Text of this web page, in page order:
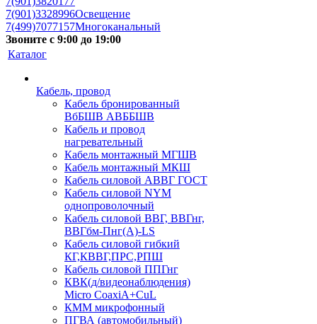
7(901)3328996Освещение
7(499)7077157Многоканальный
Звоните с 9:00 до 19:00
Каталог
Кабель, провод
Кабель бронированный
ВбБШВ АВББШВ
Кабель и провод
нагревательный
Кабель монтажный МГШВ
Кабель монтажный МКШ
Кабель силовой АВВГ ГОСТ
Кабель силовой NYM
однопроволочный
Кабель силовой ВВГ, ВВГнг,
ВВГбм-Пнг(А)-LS
Кабель силовой гибкий
КГ,КВВГ,ПРС,РПШ
Кабель силовой ППГнг
КВК(д/видеонаблюдения)
Micro CoaxiA+CuL
КММ микрофонный
ПГВА (автомобильный)